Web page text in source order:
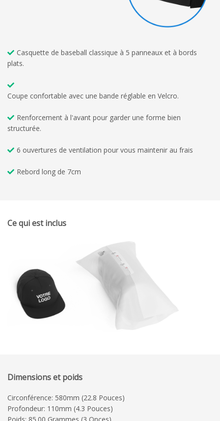
Casquette de baseball classique à 5 panneaux et à bords
plats.
Coupe confortable avec une bande réglable en Velcro.
Renforcement à l'avant pour garder une forme bien
structurée.
6 ouvertures de ventilation pour vous maintenir au frais
Rebord long de 7cm
Ce qui est inclus
Dimensions et poids
Circonférence: 580mm (22.8 Pouces)
Profondeur: 110mm (4.3 Pouces)
Poids: 85.00 Grammes (3 Onces)